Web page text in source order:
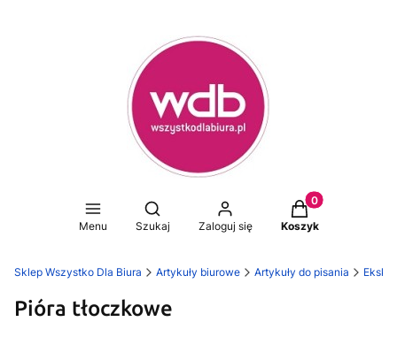
Menu
Otwórz wyszukiwarkę
Szukaj Zaloguj się
Produkty w
Koszyk
Sklep Wszystko Dla Biura Artykuły biurowe Artykuły do pisania
Pióra tłoczkowe